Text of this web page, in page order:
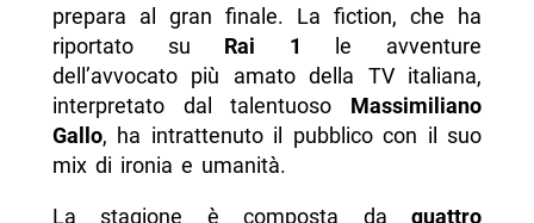
prepara al gran finale. La fiction, che ha
riportato su Rai 1
le avventure
dell’avvocato più amato della TV italiana,
interpretato dal talentuoso Massimiliano
Gallo, ha intrattenuto il pubblico con il suo
mix di ironia e umanità.
La stagione è composta daquattro